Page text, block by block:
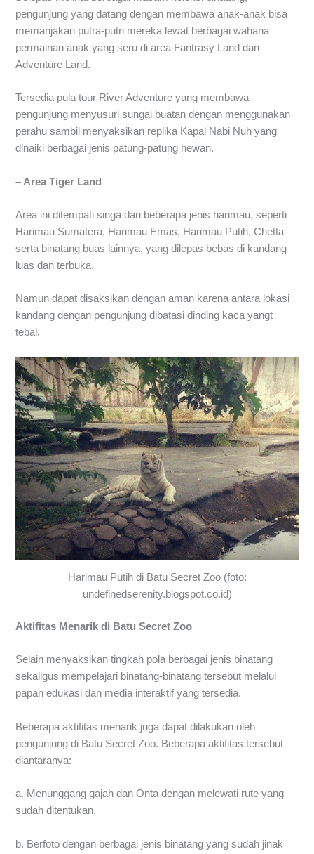
pengunjung yang datang dengan membawa anak-anak bisa
memanjakan putra-putri mereka lewat berbagai wahana
permainan anak yang seru di area Fantrasy Land dan
Adventure Land.
Tersedia pula tour River Adventure yang membawa
pengunjung menyusuri sungai buatan dengan menggunakan
perahu sambil menyaksikan replika Kapal Nabi Nuh yang
dinaiki berbagai jenis patung-patung hewan.
– Area Tiger Land
Area ini ditempati singa dan beberapa jenis harimau, seperti
Harimau Sumatera, Harimau Emas, Harimau Putih, Chetta
serta binatang buas lainnya, yang dilepas bebas di kandang
luas dan terbuka.
Namun dapat disaksikan dengan aman karena antara lokasi
kandang dengan pengunjung dibatasi dinding kaca yangt
tebal.
Harimau Putih di Batu Secret Zoo (foto:
undefinedserenity.blogspot.co.id)
Aktifitas Menarik di Batu Secret Zoo
Selain menyaksikan tingkah pola berbagai jenis binatang
sekaligus mempelajari binatang-binatang tersebut melalui
papan edukasi dan media interaktif yang tersedia.
Beberapa aktifitas menarik juga dapat dilakukan oleh
pengunjung di Batu Secret Zoo. Beberapa aktifitas tersebut
diantaranya:
a. Menunggang gajah dan Onta dengan melewati rute yang
sudah ditentukan.
b. Berfoto dengan berbagai jenis binatang yang sudah jinak